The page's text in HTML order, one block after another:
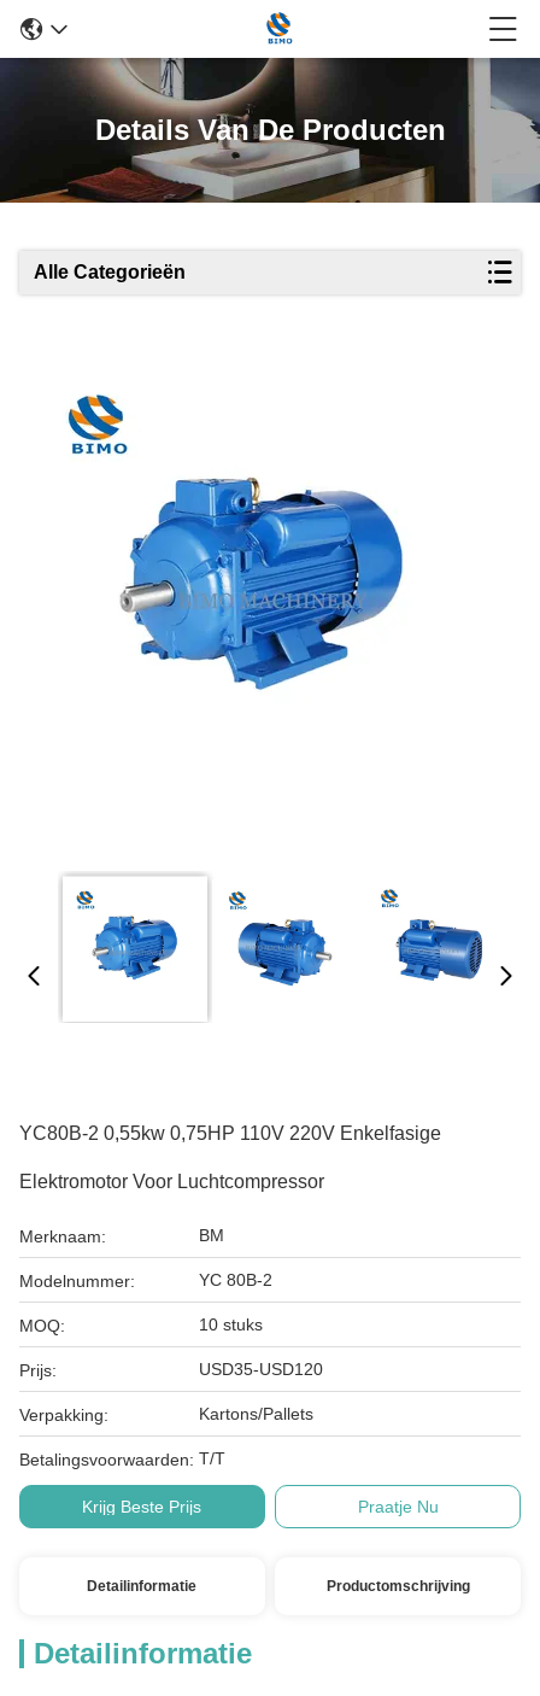
Details Van De Producten
Alle Categorieën
YC80B-2 0,55kw 0,75HP 110V 220V Enkelfasige
Elektromotor Voor Luchtcompressor
Merknaam: BM
Modelnummer: YC 80B-2
MOQ: 10 stuks
Prijs: USD35-USD120
Verpakking: Kartons/Pallets
Betalingsvoorwaarden: T/T
Krijg Beste Prijs Praatje Nu
Detailinformatie Productomschrijving
Detailinformatie